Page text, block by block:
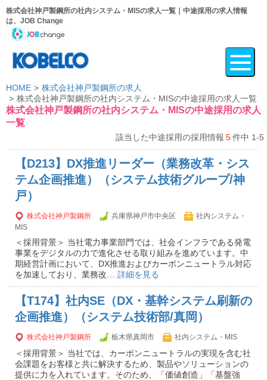
株式会社神戸製鋼所の社内システム・MISの求人一覧｜中途採用の求人情報
は、JOB Change
HOME
株式会社神戸製鋼所の求人
株式会社神戸製鋼所の社内システム・MISの中途採用の求人一覧
株式会社神戸製鋼所の社内システム・MISの中途採用の求人
一覧
該当した中途採用の採用情報 5件中 1-5
【D213】DX推進リーダー（業務改革・シス
テム企画推進）（システム技術グループ/神
戸）
株式会社神戸製鋼所 兵庫県神戸市中央区
社内システム・
MIS
＜採用背景＞ 当社電力事業部門では、社会インフラである発電
事業をデジタルの力で進化させる取り組みを進めています。中
期経営計画において、DX推進およびカーボンニュートラル対応
を加速しており、業務改… 詳細を見る
【T174】社内SE（DX・基幹システム刷新の
企画推進）（システム技術部/真岡）
株式会社神戸製鋼所 栃木県真岡市 社内システム・MIS
＜採用背景＞ 当社では、カーボンニュートラルの実現を含む社
会課題をお客様と共に解決するため、製品やソリューションの
提供に力を入れています。そのため、「価値創造」「基盤強